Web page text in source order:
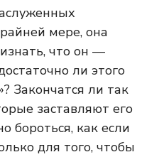
мере, она
что он —
ли этого
Закончатся ли так
заставляют его
бороться, как если
для того, чтобы